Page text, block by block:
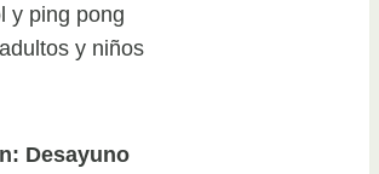
y ping pong
y niños
Desayuno